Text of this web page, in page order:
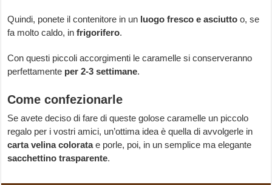
Quindi, ponete il contenitore in un luogo fresco e asciutto o, se
fa molto caldo, in frigorifero.
Con questi piccoli accorgimenti le caramelle si conserveranno
perfettamente per 2-3 settimane.
Come confezionarle
Se avete deciso di fare di queste golose caramelle un piccolo
regalo per i vostri amici, un’ottima idea è quella di avvolgerle in
carta velina coloratae porle, poi, in un semplice ma elegante
sacchettino trasparente.